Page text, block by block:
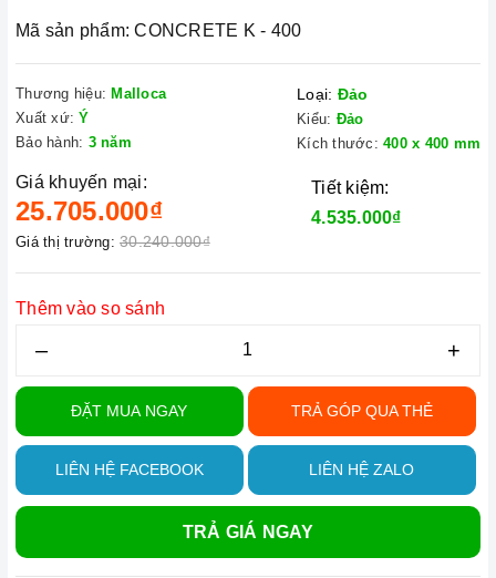
Mã sản phẩm: CONCRETE K - 400
Thương hiệu: Malloca
Xuất xứ: Ý
Bảo hành: 3 năm
Loại: Đảo
Kiểu: Đảo
Kích thước: 400 x 400 mm
Giá khuyến mại:
25.705.000₫
Giá thị trường: 30.240.000₫
Tiết kiệm:
4.535.000₫
Thêm vào so sánh
– +
ĐẶT MUA NGAY TRẢ GÓP QUA THẺ
LIÊN HỆ FACEBOOK LIÊN HỆ ZALO
TRẢ GIÁ NGAY